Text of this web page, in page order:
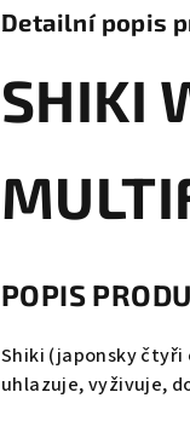
Detailní popis
SHIKI
POPIS
Shiki (japonsky
uhlazuje, vyživuje,